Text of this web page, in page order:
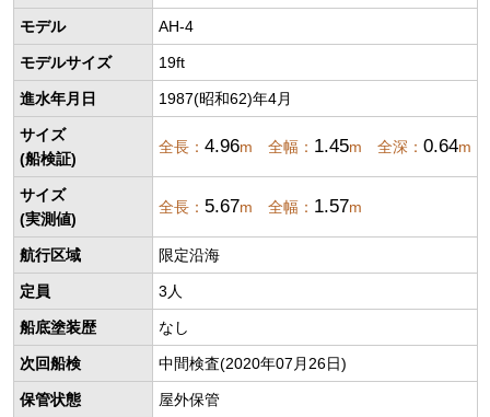
モデル AH-4
モデルサイズ 19ft
進水年月日 1987(昭和62)年4月
サイズ
(船検証)
全長： 4.96m 全幅： 1.45m 全深： 0.64m
サイズ
(実測値)
全長： 5.67m 全幅： 1.57m
航行区域 限定沿海
定員 3人
船底塗装歴 なし
次回船検 中間検査(2020年07月26日)
保管状態 屋外保管